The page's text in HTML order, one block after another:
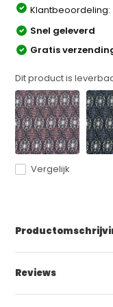
Klantbeoordeling:
Snel geleverd
Gratis
Dit product is
Vergelijk
Reviews